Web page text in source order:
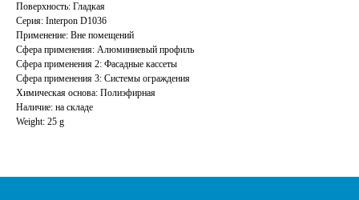
Поверхность: Гладкая
Серия: Interpon D1036
Применение: Вне помещений
Сфера применения: Алюминиевый профиль
Сфера применения 2: Фасадные кассеты
Сфера применения 3: Системы ограждения
Химическая основа: Полиэфирная
Наличие: на складе
Weight: 25 g